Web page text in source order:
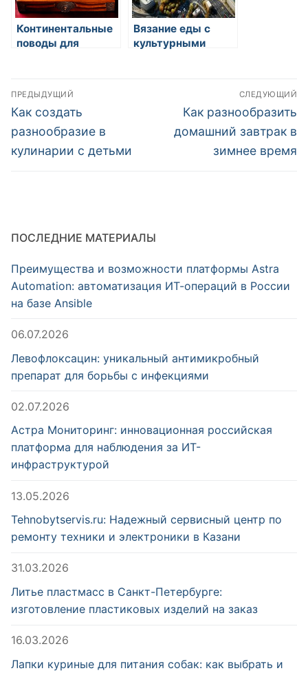
Континентальные
поводы для
Вязание еды с
культурными
Навигация
по
записям
ПРЕДЫДУЩИЙ
Предыдущая
запись:
Как создать
разнообразие в
кулинарии с детьми
СЛЕДУЮЩИЙ
Следующая
запись:
Как разнообразить
домашний завтрак в
зимнее время
ПОСЛЕДНИЕ МАТЕРИАЛЫ
Преимущества и возможности платформы Astra
Automation: автоматизация ИТ-операций в России
на базе Ansible
06.07.2026
Левофлоксацин: уникальный антимикробный
препарат для борьбы с инфекциями
02.07.2026
Астра Мониторинг: инновационная российская
платформа для наблюдения за ИТ-
инфраструктурой
13.05.2026
Tehnobytservis.ru: Надежный сервисный центр по
ремонту техники и электроники в Казани
31.03.2026
Литье пластмасс в Санкт-Петербурге:
изготовление пластиковых изделий на заказ
16.03.2026
Лапки куриные для питания собак: как выбрать и